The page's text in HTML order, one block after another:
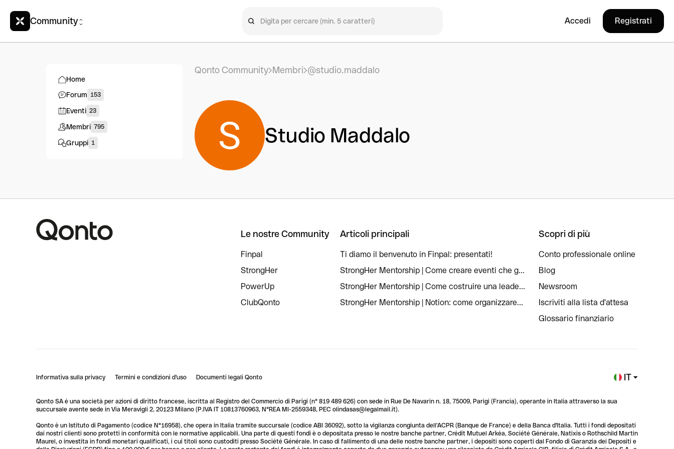
Community Accedi Registrati
Home
Forum 153
Eventi 23
Membri 795
Gruppi 1
Qonto Community Membri @studio.maddalo
Studio Maddalo
Le nostre Community
Finpal
StrongHer
PowerUp
ClubQonto
Articoli principali
Ti diamo il benvenuto in Finpal: presentati!
StrongHer Mentorship | Come creare eventi che g...
StrongHer Mentorship | Come costruire una leade...
StrongHer Mentorship | Notion: come organizzare...
Scopri di più
Conto professionale online
Blog
Newsroom
Iscriviti alla lista d'attesa
Glossario finanziario
Informativa sulla privacy Termini e condizioni d'uso Documenti legali Qonto IT
Qonto SA é una società per azioni di diritto francese, iscritta al Registro del Commercio di Parigi (n° 819 489 626) con sede in Rue De Navarin n. 18, 75009, Parigi (Francia), operante in Italia attraverso la sua
succursale avente sede in Via Meravigli 2, 20123 Milano (P.IVA IT 10813760963, N°REA MI-2559348, PEC olindasas@legalmail.it).
Qonto è un Istituto di Pagamento (codice N°16958), che opera in Italia tramite succursale (codice ABI 36092), sotto la vigilanza congiunta dell'ACPR (Banque de France) e della Banca d'Italia. Tutti i fondi depositati
dai nostri clienti sono protetti in conformità con le normative applicabili. Una parte di questi fondi è o depositata presso le nostre banche partner, Crédit Mutuel Arkéa, Société Générale, Natixis o Rothschild Martin
Maurel, o investita in fondi monetari qualificati, i cui titoli sono custoditi presso Société Générale. In caso di fallimento di una delle nostre banche partner, i depositi sono coperti dal Fondo di Garanzia dei Depositi e